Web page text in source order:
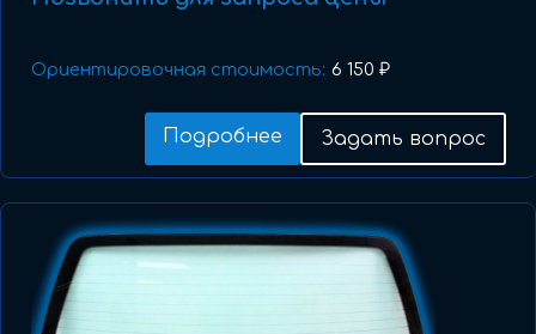
Ориентировочная стоимость: 6 150 ₽
Подробнее Задать вопрос